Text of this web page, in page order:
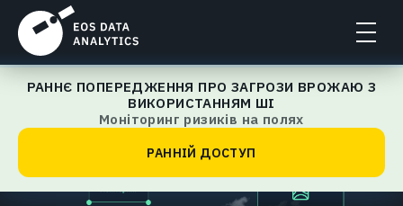
РАННЄ ПОПЕРЕДЖЕННЯ ПРО ЗАГРОЗИ ВРОЖАЮ З
ВИКОРИСТАННЯМ ШІ
Моніторинг ризиків на полях
РАННІЙ ДОСТУП
EOSDA Crop Monitoring